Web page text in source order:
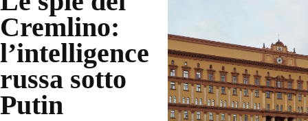
Cremlino:
l’intelligence
russa sotto
Putin